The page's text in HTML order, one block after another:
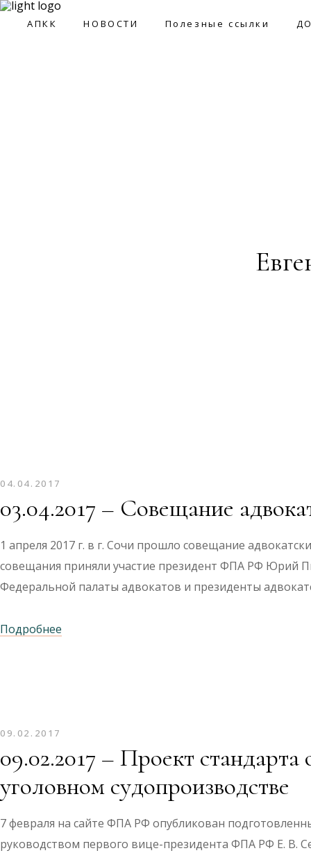
АПКК НОВОСТИ Полезные ссылки
04.04.2017
03.04.2017 – Совещание
1 апреля 2017 г. в г. Сочи прошло совещание
совещания приняли участие президент ФПА РФ Юрий
Федеральной палаты адвокатов и президенты
Подробнее
09.02.2017
09.02.2017 – Проект
уголовном судопроизводстве
7 февраля на сайте ФПА РФ опубликован
руководством первого вице-президента ФПА РФ Е. В.